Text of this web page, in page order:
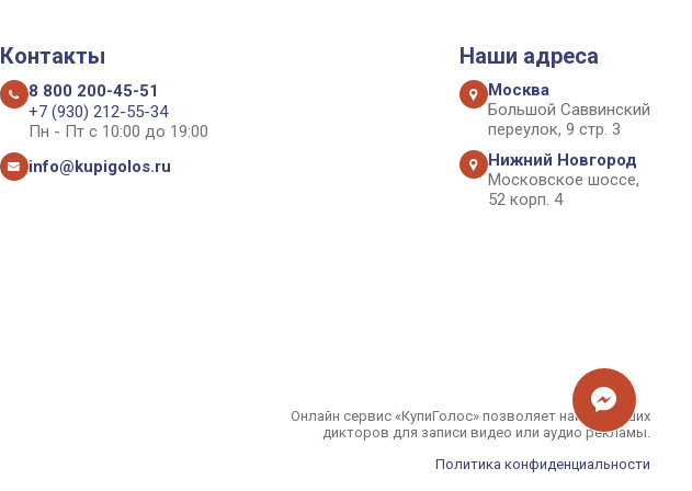
Контакты
8 800 200-45-51
+7 (930) 212-55-34
Пн - Пт с 10:00 до 19:00
info@kupigolos.ru
Наши адреса
Москва
Большой Саввинский
переулок, 9 стр. 3
Нижний Новгород
Московское шоссе,
52 корп. 4
Онлайн сервис «КупиГолос» позволяет найти лучших
дикторов для записи видео или аудио рекламы.
Политика конфиденциальности